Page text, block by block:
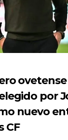
por
nuevo
CF